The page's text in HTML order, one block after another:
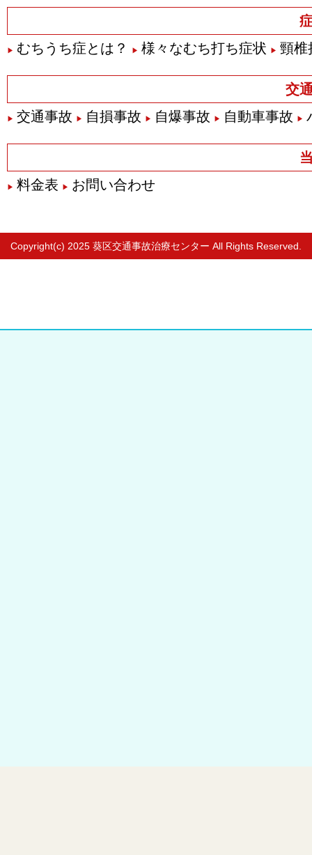
むちうち症とは？
様々なむち打ち症状 頸椎
交
交通事故
自損事故 自爆事故 自動車事故
料金表
お問い合わせ
Copyright(c) 2025 葵区交通事故治療センター All Rights Reserved.